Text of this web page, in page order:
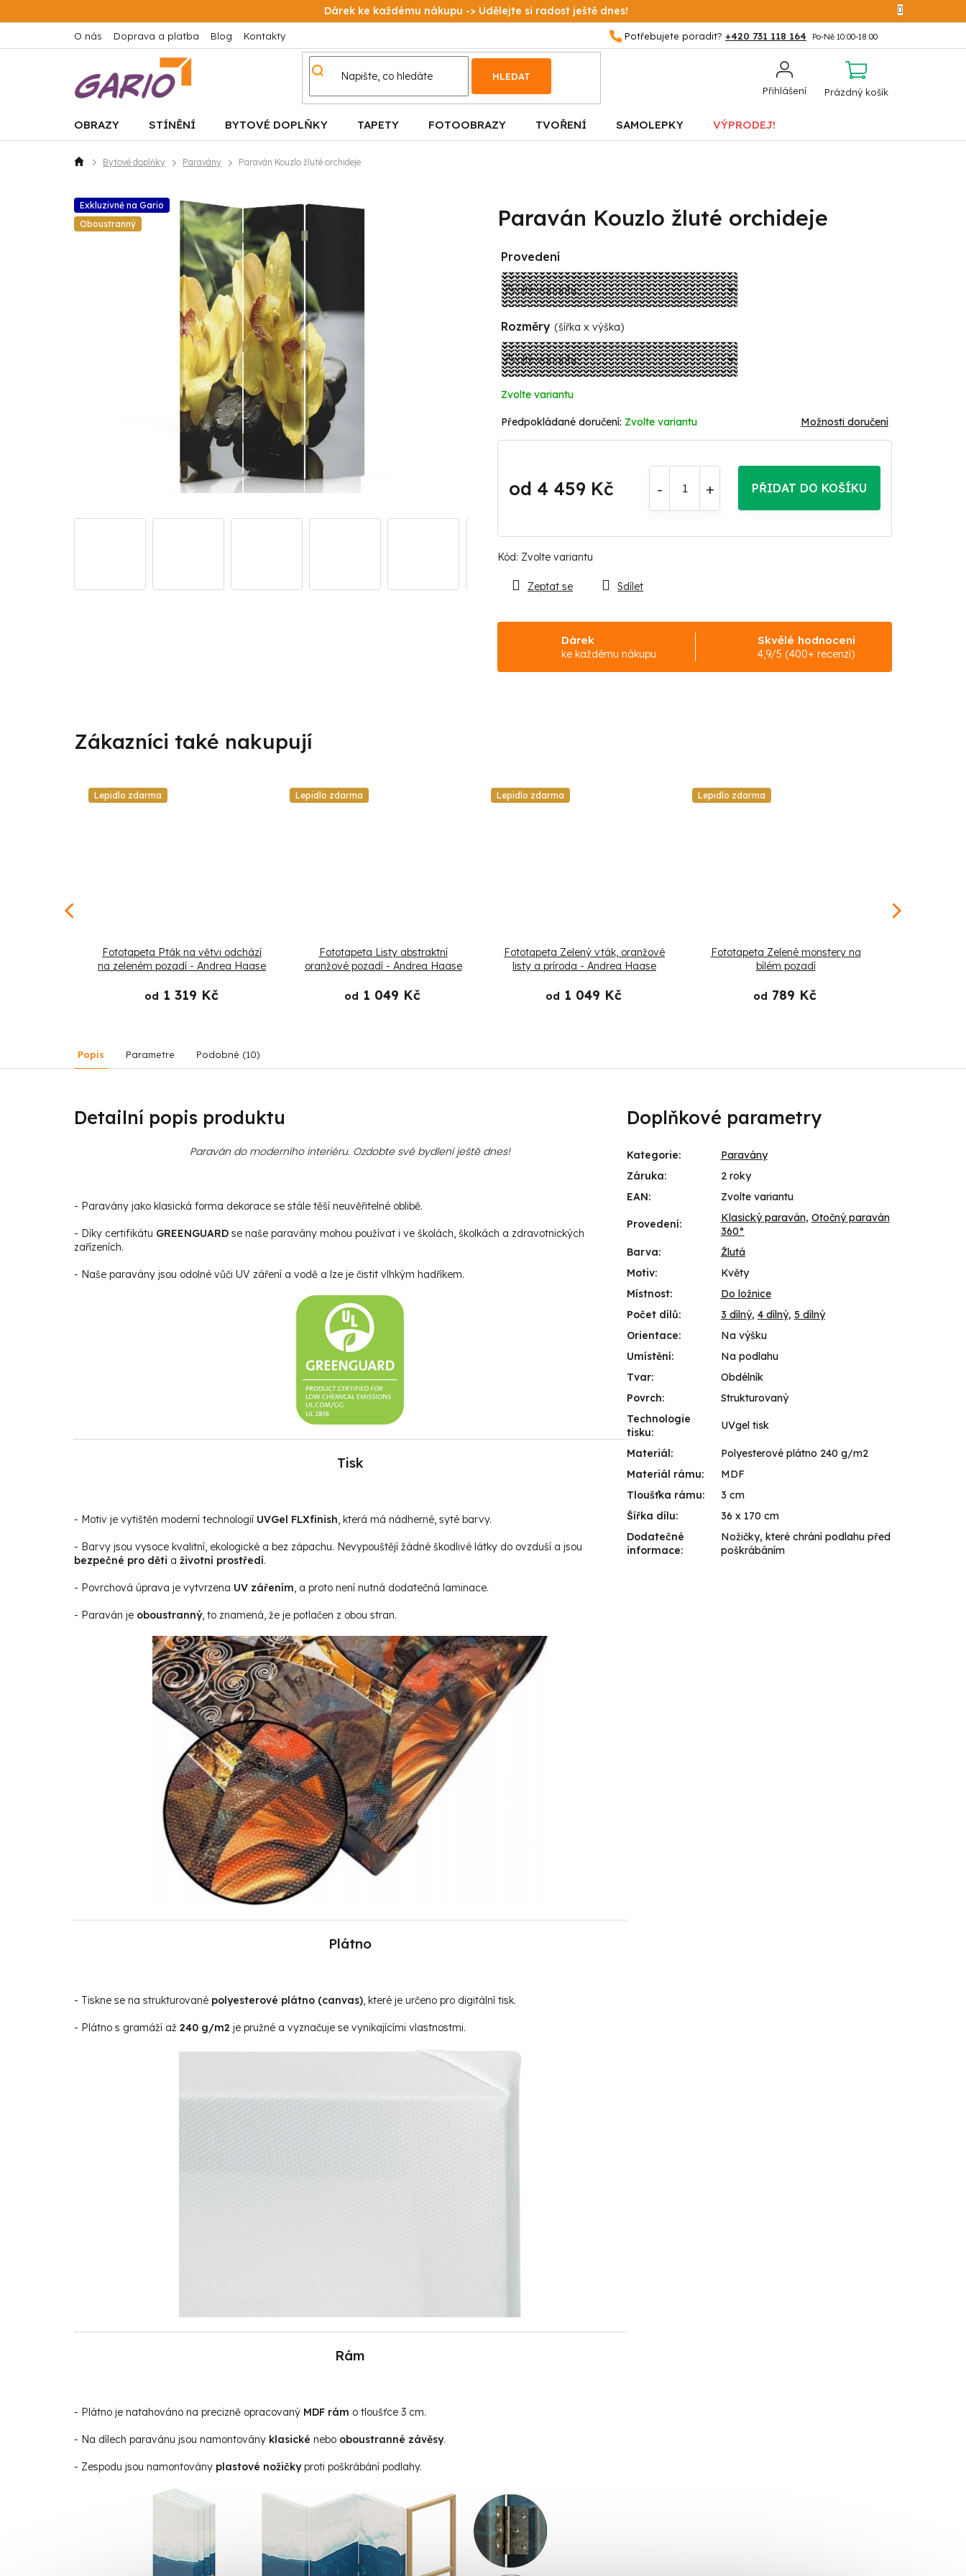
na
Dárek ke každému nákupu -> Udělejte si radost ještě dnes!
+420 731 118 164
O nás Doprava a platba Blog Kontakty
Přihlášení
HLEDAT
NÁKUPNÍ
Prázdný košík
OBRAZY STÍNĚNÍ BYTOVÉ DOPLŇKY TAPETY FOTOOBRAZY TVOŘENÍ SAMOLEPKY VÝPRODEJ!
Domů Bytové doplňky Paravány Paraván Kouzlo žluté orchideje
Exkluzivně na Gario
Oboustranný
Paraván Kouzlo žluté orchideje
Kód: Zvolte variantu
Provedení
Rozměry (šířka x výška)
Zvolte variantu
Zvolte variantu Možnosti doručení
od 4 459 Kč PŘIDAT DO KOŠÍKU
Dárek
ke každému nákupu
Skvělé hodnocení
4,9/5 (400+ recenzí)
Zeptat se Sdílet
Lepidlo zdarma
Fototapeta Pták na větvi odchází
na zeleném pozadí - Andrea Haase
od 1 319 Kč
Lepidlo zdarma
Fototapeta Listy abstraktní
oranžové pozadí - Andrea Haase
od 1 049 Kč
Lepidlo zdarma
Fototapeta Zelený vták, oranžové
listy a príroda - Andrea Haase
od 1 049 Kč
Lepidlo zdarma
Fototapeta Zelené monstery na
bílém pozadí
od 789 Kč
Popis Parametre Podobné (10)
Detailní popis produktu
Paraván do moderního interiéru. Ozdobte své bydlení ještě dnes!
- Paravány jako klasická forma dekorace se stále těší neuvěřitelné oblibě.
- Díky certifikátu GREENGUARD se naše paravány mohou používat i ve školách, školkách a zdravotnických
zařízeních.
- Naše paravány jsou odolné vůči UV záření a vodě a lze je čistit vlhkým hadříkem.
Tisk
- Motiv je vytištěn moderní technologií UVGel FLXfinish, která má nádherné, syté barvy.
- Barvy jsou vysoce kvalitní, ekologické a bez zápachu. Nevypouštějí žádné škodlivé látky do ovzduší a jsou
bezpečné pro děti a životní prostředí.
- Povrchová úprava je vytvrzena UV zářením, a proto není nutná dodatečná laminace.
- Paraván je oboustranný, to znamená, že je potlačen z obou stran.
Plátno
- Tiskne se na strukturované polyesterové plátno (canvas), které je určeno pro digitální tisk.
- Plátno s gramáží až 240 g/m2 je pružné a vyznačuje se vynikajícími vlastnostmi.
Rám
- Plátno je natahováno na precizně opracovaný MDF rám o tloušťce 3 cm.
- Na dílech paravánu jsou namontovány klasické nebo oboustranné závěsy.
- Zespodu jsou namontovány plastové nožičkyproti poškrábání podlahy.
Doplňkové parametry
Kategorie:
Paravány
Záruka:
2 roky
EAN: Zvolte variantu
Provedení: Klasický paraván, Otočný paraván
360°
Barva:
Žlutá
Motiv:
Květy
Místnost:
Do ložnice
Počet dílů: 3 dílný, 4 dílný, 5 dílný
Orientace:
Na výšku
Umístění:
Na podlahu
Tvar:
Obdélník
Povrch:
Strukturovaný
Technologie
tisku:
UVgel tisk
Materiál:
Polyesterové plátno 240 g/m2
Materiál rámu:
MDF
Tloušťka rámu:
3 cm
Šířka dílu:
36 x 170 cm
Dodatečné
informace:
Nožičky, které chrání podlahu před
poškrábáním